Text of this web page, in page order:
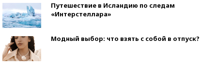
Путешествие в Исландию по следам
«Интерстеллара»
Модный выбор: что взять с собой в отпуск?